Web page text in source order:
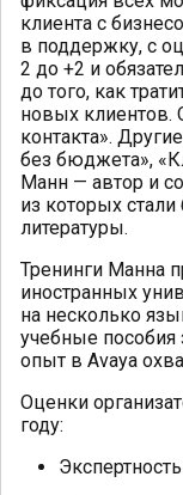
клиента с
в поддержку, с
2 до +2 и
до того, как
новых клиентов.
контакта».
без бюджета»,
Манн — автор и
из которых
литературы.
Тренинги Манна
иностранных
на несколько
учебные
опыт в Avaya
Оценки
году: